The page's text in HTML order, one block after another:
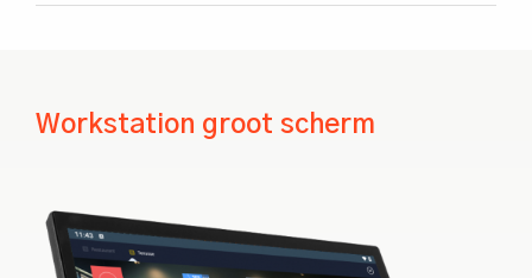
Workstation groot scherm